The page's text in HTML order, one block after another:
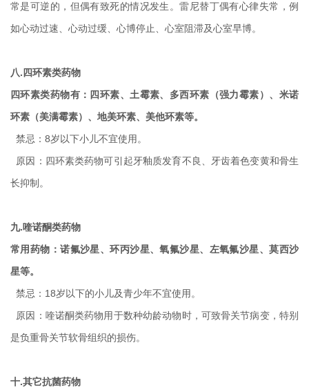
常是可逆的，但偶有致死的情况发生。雷尼替丁偶有心律失常，例
如心动过速、心动过缓、心博停止、心室阻滞及心室早博。
八.四环素类药物
四环素类药物有：四环素、土霉素、多西环素（强力霉素）、米诺
环素（美满霉素）、地美环素、美他环素等。
禁忌：8岁以下小儿不宜使用。
原因：四环素类药物可引起牙釉质发育不良、牙齿着色变黄和骨生
长抑制。
九.喹诺酮类药物
常用药物：诺氟沙星、环丙沙星、氧氟沙星、左氧氟沙星、莫西沙
星等。
禁忌：18岁以下的小儿及青少年不宜使用。
原因：喹诺酮类药物用于数种幼龄动物时，可致骨关节病变，特别
是负重骨关节软骨组织的损伤。
十.其它抗菌药物